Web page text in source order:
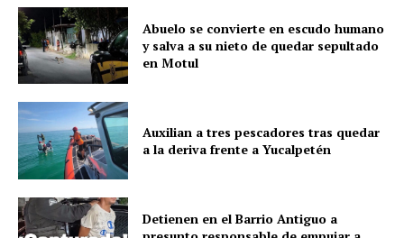
Menú
Abuelo se convierte en escudo humano
y salva a su nieto de quedar sepultado
en Motul
Auxilian a tres pescadores tras quedar
a la deriva frente a Yucalpetén
Detienen en el Barrio Antiguo a